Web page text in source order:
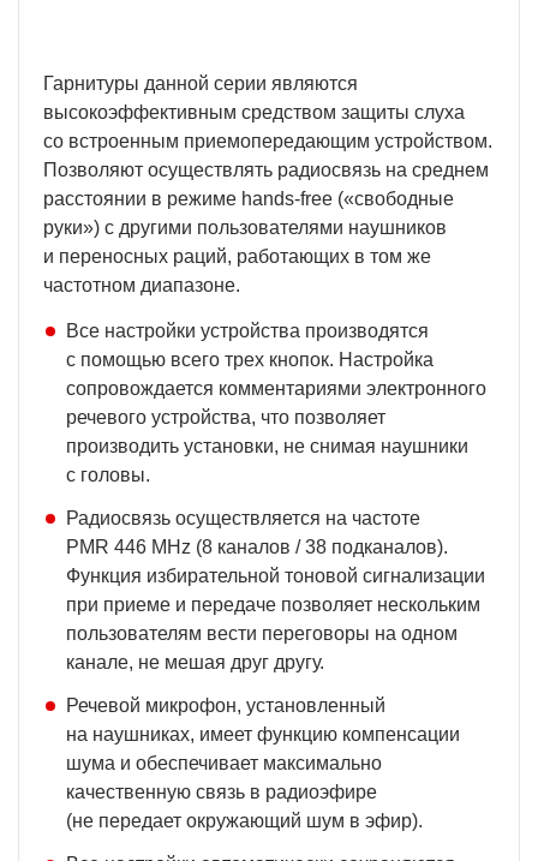
Гарнитуры данной серии являются
высокоэффективным средством защиты слуха
со встроенным приемопередающим устройством.
Позволяют осуществлять радиосвязь на среднем
расстоянии в режиме hands-free («свободные
руки») с другими пользователями наушников
и переносных раций, работающих в том же
частотном диапазоне.
Все настройки устройства производятся
с помощью всего трех кнопок. Настройка
сопровождается комментариями электронного
речевого устройства, что позволяет
производить установки, не снимая наушники
с головы.
Радиосвязь осуществляется на частоте
PMR 446 MHz (8 каналов / 38 подканалов).
Функция избирательной тоновой сигнализации
при приеме и передаче позволяет нескольким
пользователям вести переговоры на одном
канале, не мешая друг другу.
Речевой микрофон, установленный
на наушниках, имеет функцию компенсации
шума и обеспечивает максимально
качественную связь в радиоэфире
(не передает окружающий шум в эфир).